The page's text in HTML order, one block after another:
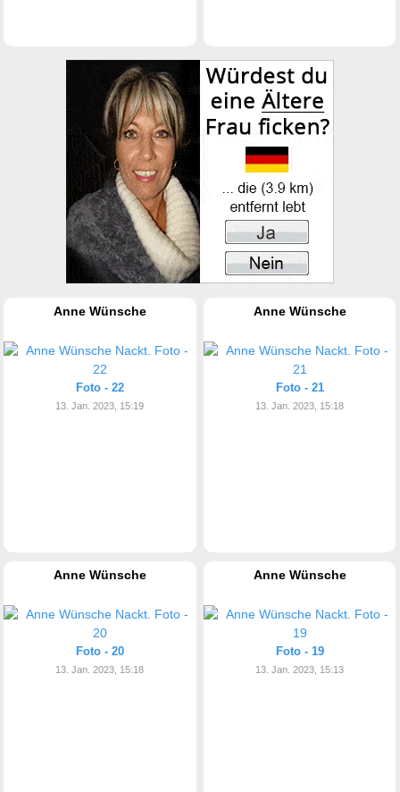
Anne Wünsche
Foto - 22
13. Jan. 2023, 15:19
Anne Wünsche
Foto - 21
13. Jan. 2023, 15:18
Anne Wünsche
Foto - 20
13. Jan. 2023, 15:18
Anne Wünsche
Foto - 19
13. Jan. 2023, 15:13